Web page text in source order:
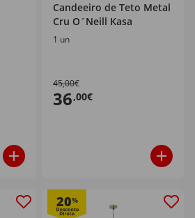
Candeeiro de Teto Metal
Cru O´Neill Kasa
1 un
45,00€
36,00€
20%